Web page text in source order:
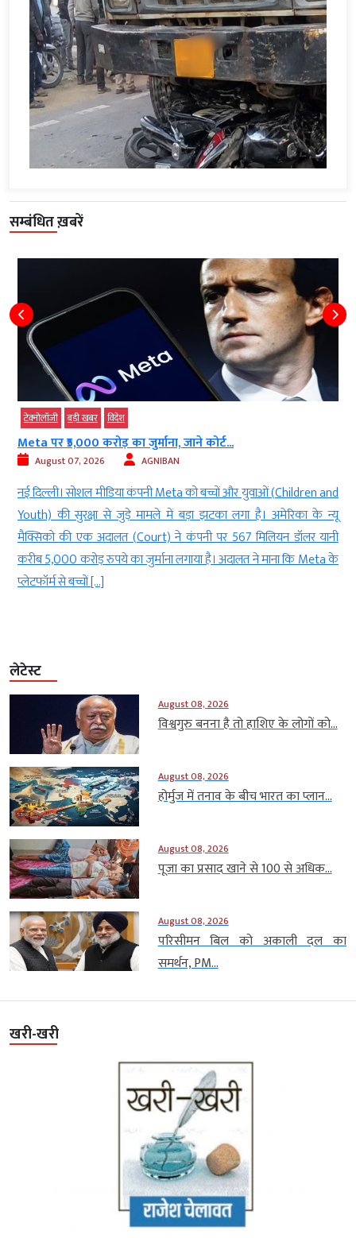
सम्बंधित ख़बरें
टेक्‍नोलॉजी बड़ी खबर विदेश
Meta पर ₹5,000 करोड़ का जुर्माना, जाने कोर्ट...
August 07, 2026 AGNIBAN
नई दिल्ली। सोशल मीडिया कंपनी Meta को बच्चों और युवाओं (Children and
Youth) की सुरक्षा से जुड़े मामले में बड़ा झटका लगा है। अमेरिका के न्यू
मैक्सिको की एक अदालत (Court) ने कंपनी पर 567 मिलियन डॉलर यानी
करीब 5,000 करोड़ रुपये का जुर्माना लगाया है। अदालत ने माना कि Meta के
प्लेटफॉर्म से बच्चों […]
लेटेस्ट
August 08, 2026
विश्वगुरु बनना है तो हाशिए के लोगों को...
August 08, 2026
होर्मुज में तनाव के बीच भारत का प्लान...
August 08, 2026
पूजा का प्रसाद खाने से 100 से अधिक...
August 08, 2026
परिसीमन बिल को अकाली दल का
समर्थन, PM...
खरी-खरी